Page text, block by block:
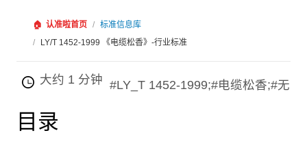
🏠 认准啦首页 / 标准信息库
/
LY/T 1452-1999 《电缆松香》-行业标准
大约 1 分钟 #LY_T 1452-1999;#电缆松香;#无
目录